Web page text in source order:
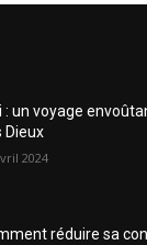
: un voyage
Dieux
2024
réduire sa